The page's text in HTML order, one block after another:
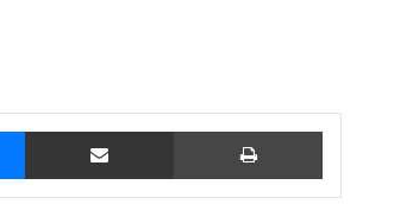
Messenger Share via Email